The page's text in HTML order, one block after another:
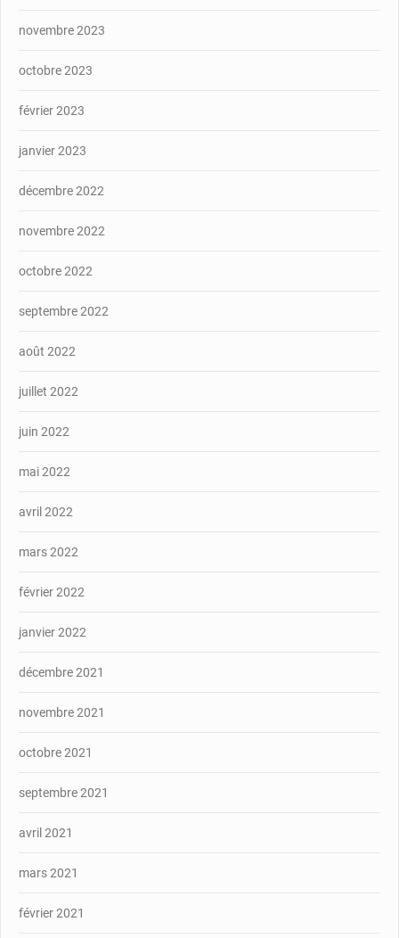
novembre 2023
octobre 2023
février 2023
janvier 2023
décembre 2022
novembre 2022
octobre 2022
septembre 2022
août 2022
juillet 2022
juin 2022
mai 2022
avril 2022
mars 2022
février 2022
janvier 2022
décembre 2021
novembre 2021
octobre 2021
septembre 2021
avril 2021
mars 2021
février 2021